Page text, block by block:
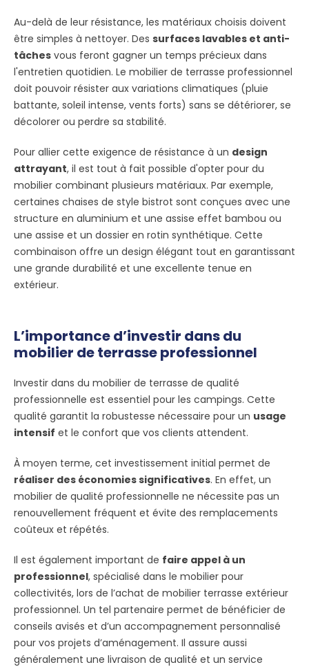
Au-delà de leur résistance, les matériaux choisis doivent
être simples à nettoyer. Des surfaces lavables et anti-
tâches vous feront gagner un temps précieux dans
l'entretien quotidien. Le mobilier de terrasse professionnel
doit pouvoir résister aux variations climatiques (pluie
battante, soleil intense, vents forts) sans se détériorer, se
décolorer ou perdre sa stabilité.
Pour allier cette exigence de résistance à un design
attrayant, il est tout à fait possible d'opter pour du
mobilier combinant plusieurs matériaux. Par exemple,
certaines chaises de style bistrot sont conçues avec une
structure en aluminium et une assise effet bambou ou
une assise et un dossier en rotin synthétique. Cette
combinaison offre un design élégant tout en garantissant
une grande durabilité et une excellente tenue en
extérieur.
L’importance d’investir dans du
mobilier de terrasse professionnel
Investir dans du mobilier de terrasse de qualité
professionnelle est essentiel pour les campings. Cette
qualité garantit la robustesse nécessaire pour un usage
intensif et le confort que vos clients attendent.
À moyen terme, cet investissement initial permet de
réaliser des économies significatives. En effet, un
mobilier de qualité professionnelle ne nécessite pas un
renouvellement fréquent et évite des remplacements
coûteux et répétés.
Il est également important de faire appel à un
professionnel, spécialisé dans le mobilier pour
collectivités, lors de l’achat de mobilier terrasse extérieur
professionnel. Un tel partenaire permet de bénéficier de
conseils avisés et d’un accompagnement personnalisé
pour vos projets d’aménagement. Il assure aussi
généralement une livraison de qualité et un service